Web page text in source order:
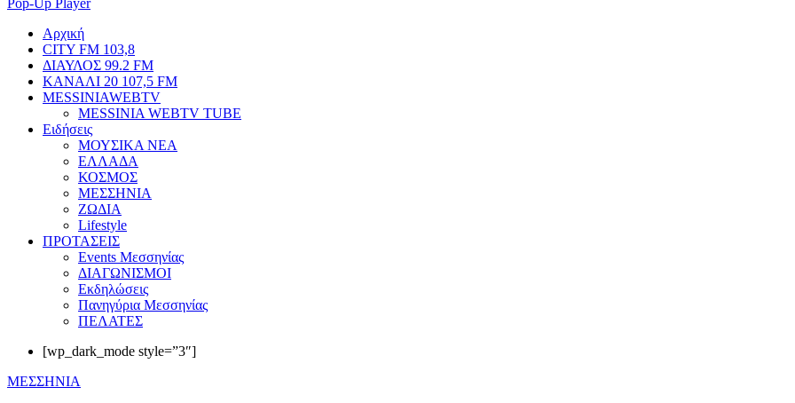
Pop-Up Player
Αρχική
CITY FM 103,8
ΔΙΑΥΛΟΣ 99.2 FM
ΚΑΝΑΛΙ 20 107,5 FM
MESSINIAWEBTV
MESSINIA WEBTV TUBE
Eιδήσεις
ΜΟΥΣΙΚΑ ΝΕΑ
ΕΛΛΑΔΑ
ΚΟΣΜΟΣ
ΜΕΣΣΗΝΙΑ
ΖΩΔΙΑ
Lifestyle
ΠΡΟΤΑΣΕΙΣ
Events Μεσσηνίας
ΔΙΑΓΩΝΙΣΜΟΙ
Εκδηλώσεις
Πανηγύρια Μεσσηνίας
ΠΕΛΑΤΕΣ
[wp_dark_mode style=”3″]
ΜΕΣΣΗΝΙΑ